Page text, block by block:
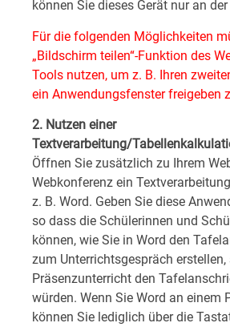
können Sie dieses Gerät nur an
Für die folgenden Möglichkeiten
„Bildschirm teilen“-Funktion des
Tools nutzen, um z. B. Ihren
ein Anwendungsfenster freigeben
2. Nutzen einer
Textverarbeitung/
Öffnen Sie zusätzlich zu Ihrem
Webkonferenz ein
z. B. Word. Geben Sie diese
so dass die Schülerinnen und
können, wie Sie in Word den
zum Unterrichtsgespräch erstellen,
Präsenzunterricht den
würden. Wenn Sie Word an einem
können Sie lediglich über die